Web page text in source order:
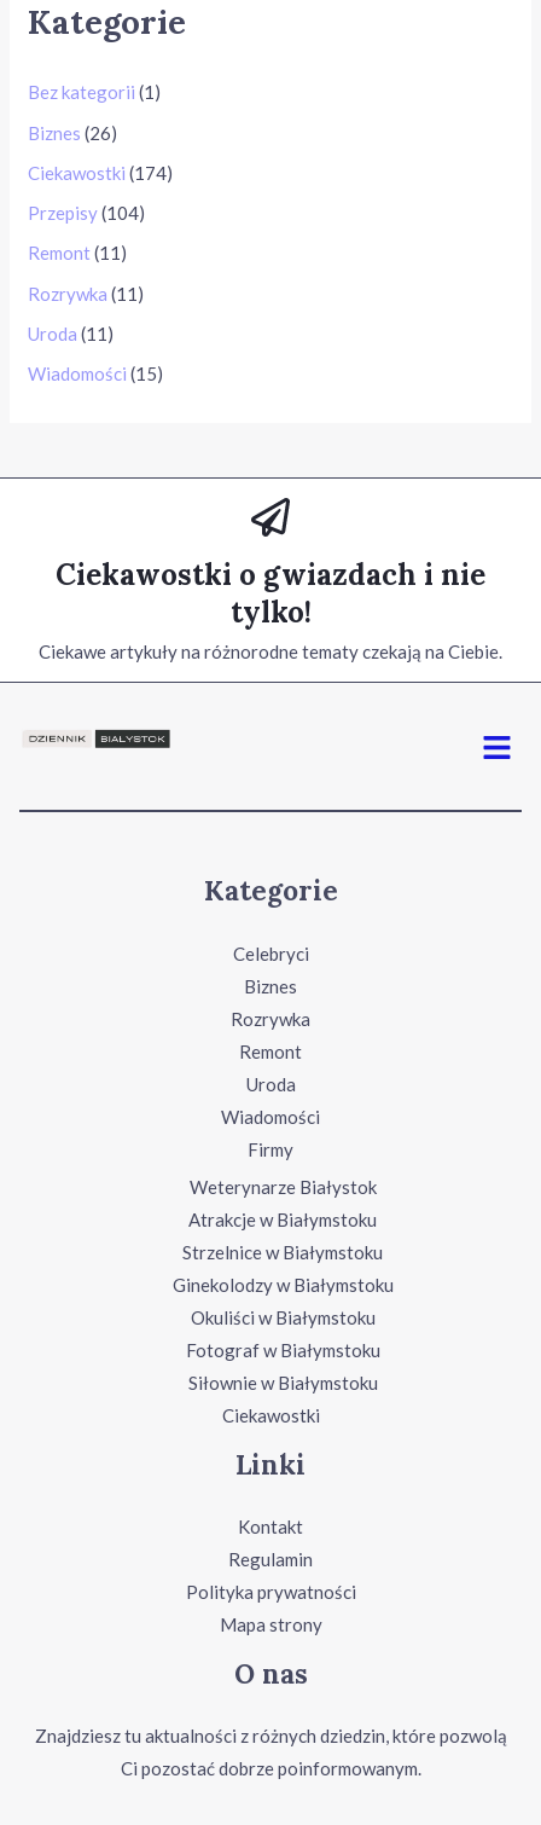
Kategorie
Bez kategorii (1)
Biznes (26)
Ciekawostki (174)
Przepisy(104)
Remont (11)
Rozrywka (11)
Uroda (11)
Wiadomości (15)
Ciekawostki o gwiazdach i nie
tylko!
Ciekawe artykuły na różnorodne tematy czekają na Ciebie.
Menu
Kategorie
Celebryci
Biznes
Rozrywka
Remont
Uroda
Wiadomości
Firmy
Weterynarze Białystok
Atrakcje w Białymstoku
Strzelnice w Białymstoku
Ginekolodzy w Białymstoku
Okuliści w Białymstoku
Fotograf w Białymstoku
Siłownie w Białymstoku
Ciekawostki
Linki
Kontakt
Regulamin
Polityka prywatności
Mapa strony
O nas
Znajdziesz tu aktualności z różnych dziedzin, które pozwolą
Ci pozostać dobrze poinformowanym.